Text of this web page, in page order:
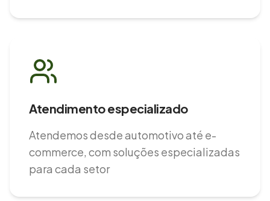
Atendimento especializado
Atendemos desde automotivo até e-
commerce, com soluções especializadas
para cada setor